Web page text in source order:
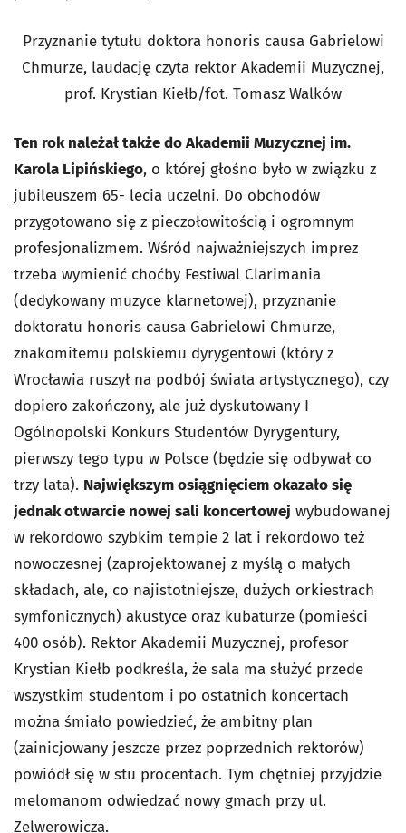
Przyznanie tytułu doktora honoris causa Gabrielowi
Chmurze, laudację czyta rektor Akademii Muzycznej,
prof. Krystian Kiełb/fot. Tomasz Walków
Ten rok należał także do Akademii Muzycznej im.
Karola Lipińskiego, o której głośno było w związku z
jubileuszem 65- lecia uczelni. Do obchodów
przygotowano się z pieczołowitością i ogromnym
profesjonalizmem. Wśród najważniejszych imprez
trzeba wymienić choćby Festiwal Clarimania
(dedykowany muzyce klarnetowej), przyznanie
doktoratu honoris causa Gabrielowi Chmurze,
znakomitemu polskiemu dyrygentowi (który z
Wrocławia ruszył na podbój świata artystycznego), czy
dopiero zakończony, ale już dyskutowany I
Ogólnopolski Konkurs Studentów Dyrygentury,
pierwszy tego typu w Polsce (będzie się odbywał co
trzy lata). Największym osiągnięciem okazało się
jednak otwarcie nowej sali koncertowej wybudowanej
w rekordowo szybkim tempie 2 lat i rekordowo też
nowoczesnej (zaprojektowanej z myślą o małych
składach, ale, co najistotniejsze, dużych orkiestrach
symfonicznych) akustyce oraz kubaturze (pomieści
400 osób). Rektor Akademii Muzycznej, profesor
Krystian Kiełb podkreśla, że sala ma służyć przede
wszystkim studentom i po ostatnich koncertach
można śmiało powiedzieć, że ambitny plan
(zainicjowany jeszcze przez poprzednich rektorów)
powiódł się w stu procentach. Tym chętniej przyjdzie
melomanom odwiedzać nowy gmach przy ul.
Zelwerowicza.